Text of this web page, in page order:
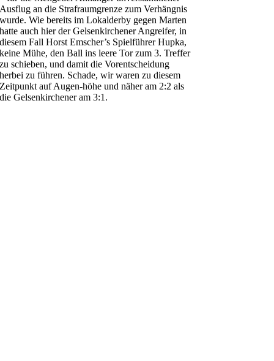
Ausflug an die Strafraumgrenze zum Verhängnis
wurde. Wie bereits im Lokalderby gegen Marten
hatte auch hier der Gelsenkirchener Angreifer, in
diesem Fall Horst Emscher’s Spielführer Hupka,
keine Mühe, den Ball ins leere Tor zum 3. Treffer
zu schieben, und damit die Vorentscheidung
herbei zu führen. Schade, wir waren zu diesem
Zeitpunkt auf Augen-höhe und näher am 2:2 als
die Gelsenkirchener am 3:1.